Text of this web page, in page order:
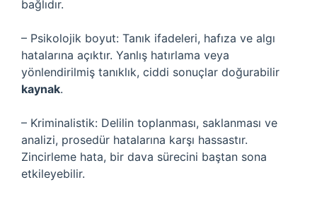
bağlıdır.
– Psikolojik boyut: Tanık ifadeleri, hafıza ve algı
hatalarına açıktır. Yanlış hatırlama veya
yönlendirilmiş tanıklık, ciddi sonuçlar doğurabilir
kaynak.
– Kriminalistik: Delilin toplanması, saklanması ve
analizi, prosedür hatalarına karşı hassastır.
Zincirleme hata, bir dava sürecini baştan sona
etkileyebilir.